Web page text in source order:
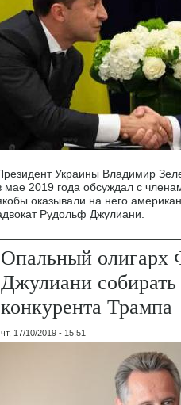
Украины Владимир
мае 2019 года обсуждал с
оказывали на него
Рудольф Джулиани.
Опальный олигарх
Джулиани
конкурента Трампа
чт, 17/10/2019 - 15:51